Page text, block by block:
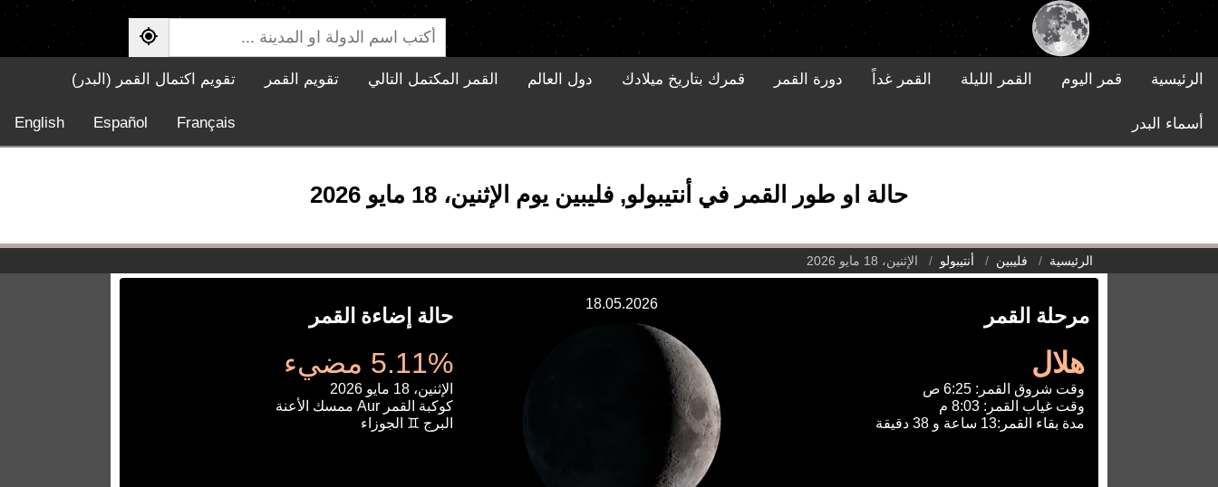
الرئيسية قمر اليوم القمر الليلة القمر غداً دورة القمر قمرك بتاريخ ميلادك دول العالم القمر المكتمل التالي تقويم القمر تقويم اكتمال القمر (البدر)
أسماء البدر English Español Français
حالة او طور القمر في أنتيبولو, فليبين يوم الإثنين، 18 مايو 2026
الرئيسية فليبين أنتيبولو الإثنين، 18 مايو 2026
مرحلة القمر
هلال
وقت شروق القمر: 6:25 ص
وقت غياب القمر: 8:03 م
مدة بقاء القمر:13 ساعة و 38 دقيقة
18.05.2026
حالة إضاءة القمر
5.11% مضيء
الإثنين، 18 مايو 2026
كوكبة القمر Aur ممسك الأعنة
البرج ♊ الجوزاء